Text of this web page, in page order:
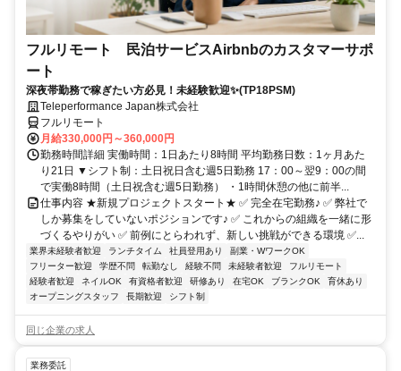
フルリモート 民泊サービスAirbnbのカスタマーサポ
ート
深夜帯勤務で稼ぎたい方必見！未経験歓迎✨(TP18PSM)
Teleperformance Japan株式会社
フルリモート
月給330,000円～360,000円
勤務時間詳細 実働時間：1日あたり8時間 平均勤務日数：1ヶ月あた
り21日 ▼シフト制：土日祝日含む週5日勤務 17：00～翌9：00の間
で実働8時間（土日祝含む週5日勤務） ・1時間休憩の他に前半...
仕事内容 ★新規プロジェクトスタート★ ✅ 完全在宅勤務♪ ✅ 弊社で
しか募集をしていないポジションです♪ ✅ これからの組織を一緒に形
づくるやりがい ✅ 前例にとらわれず、新しい挑戦ができる環境 ✅...
業界未経験者歓迎 ランチタイム 社員登用あり
副業・WワークOK
フリーター歓迎
学歴不問 転勤なし 経験不問 未経験者歓迎
フルリモート
経験者歓迎
ネイルOK 有資格者歓迎 研修あり 在宅OK ブランクOK
育休あり
オープニングスタッフ
長期歓迎 シフト制
同じ企業の求人
業務委託